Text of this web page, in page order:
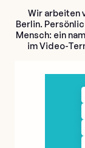
Wir arbeiten
Berlin.
Mensch: ein
im Video-